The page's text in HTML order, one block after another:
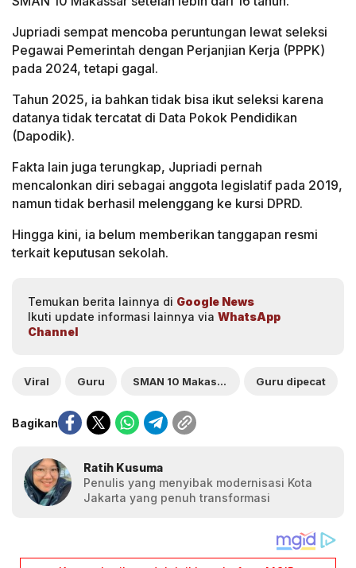
Jupriadi sempat mencoba peruntungan lewat seleksi
Pegawai Pemerintah dengan Perjanjian Kerja (PPPK)
pada 2024, tetapi gagal.
Tahun 2025, ia bahkan tidak bisa ikut seleksi karena
datanya tidak tercatat di Data Pokok Pendidikan
(Dapodik).
Fakta lain juga terungkap, Jupriadi pernah
mencalonkan diri sebagai anggota legislatif pada 2019,
namun tidak berhasil melenggang ke kursi DPRD.
Hingga kini, ia belum memberikan tanggapan resmi
terkait keputusan sekolah.
Temukan berita lainnya di Google News
Ikuti update informasi lainnya via WhatsApp
Channel
Viral Guru SMAN 10 Makassar Guru dipecat
Bagikan
Ratih Kusuma
Penulis yang menyibak modernisasi Kota
Jakarta yang penuh transformasi